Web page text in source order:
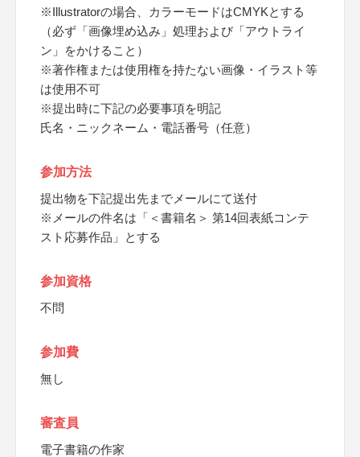
※Illustratorの場合、カラーモードはCMYKとする
（必ず「画像埋め込み」処理および「アウトライ
ン」をかけること）
※著作権または使用権を持たない画像・イラスト等
は使用不可
※提出時に下記の必要事項を明記
氏名・ニックネーム・電話番号（任意）
参加方法
提出物を下記提出先までメールにて送付
※メールの件名は「＜書籍名＞ 第14回表紙コンテ
スト応募作品」とする
参加資格
不問
参加費
無し
審査員
電子書籍の作家